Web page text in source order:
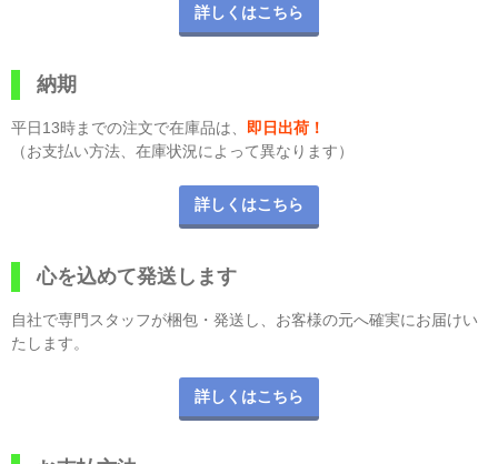
詳しくはこちら
納期
平日13時までの注文で在庫品は、 即日出荷！
（お支払い方法、在庫状況によって異なります）
詳しくはこちら
心を込めて発送します
自社で専門スタッフが梱包・発送し、お客様の元へ確実にお届けい
たします。
詳しくはこちら